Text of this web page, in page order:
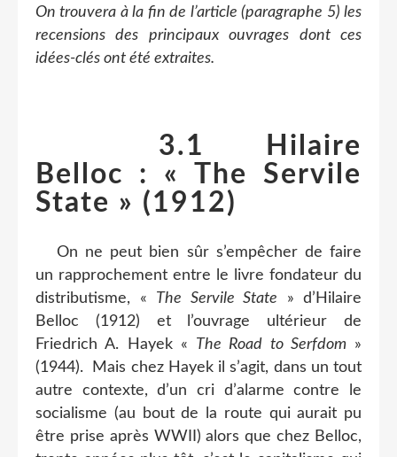
On trouvera à la fin de l’article (paragraphe 5) les
recensions des principaux ouvrages dont ces
idées-clés ont été extraites.
3.1 Hilaire
Belloc : « The Servile
State » (1912)
On ne peut bien sûr s’empêcher de faire
un rapprochement entre le livre fondateur du
distributisme, « The Servile State » d’Hilaire
Belloc (1912) et l’ouvrage ultérieur de
Friedrich A. Hayek « The Road to Serfdom »
(1944).
Mais chez Hayek il s’agit, dans un tout
autre contexte, d’un cri d’alarme contre le
socialisme (au bout de la route qui aurait pu
être prise après WWII) alors que chez Belloc,